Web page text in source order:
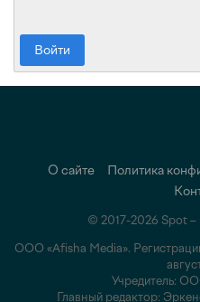
Войти
О сайте Политика
© 2017-2026 Spot –
ООО «Afisha Media».
Учредитель:
Главный редактор: